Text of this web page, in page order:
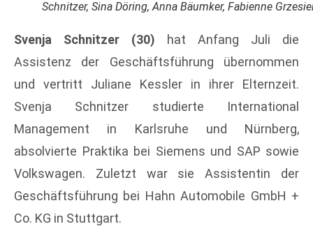
Schnitzer, Sina Döring, Anna Bäumker, Fabienne
Svenja Schnitzer (30) hat Anfang Juli die
Assistenz der Geschäftsführung übernommen
und vertritt Juliane Kessler in ihrer Elternzeit.
Svenja Schnitzer studierte International
Management in Karlsruhe und Nürnberg,
absolvierte Praktika bei Siemens und SAP sowie
Volkswagen. Zuletzt war sie Assistentin der
Geschäftsführung bei Hahn Automobile GmbH +
Co. KG in Stuttgart.